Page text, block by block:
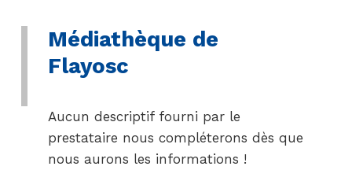
Médiathèque de
Flayosc
Aucun descriptif fourni par le
prestataire nous compléterons dès que
nous aurons les informations !